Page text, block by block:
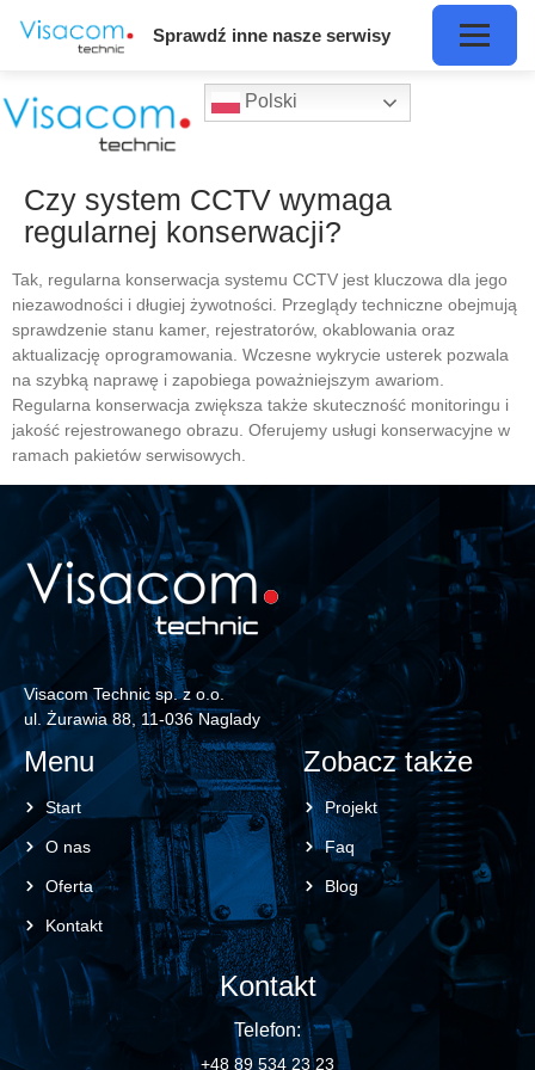
Polski
Czy system CCTV wymaga
regularnej konserwacji?
Tak, regularna konserwacja systemu CCTV jest kluczowa dla jego
niezawodności i długiej żywotności. Przeglądy techniczne obejmują
sprawdzenie stanu kamer, rejestratorów, okablowania oraz
aktualizację oprogramowania. Wczesne wykrycie usterek pozwala
na szybką naprawę i zapobiega poważniejszym awariom.
Regularna konserwacja zwiększa także skuteczność monitoringu i
jakość rejestrowanego obrazu. Oferujemy usługi konserwacyjne w
ramach pakietów serwisowych.
Visacom Technic sp. z o.o.
ul. Żurawia 88, 11-036 Naglady
Menu
Start
O nas
Oferta
Kontakt
Zobacz także
Projekt
Faq
Blog
Kontakt
Telefon:
+48 89 534 23 23
Sprawdź inne nasze serwisy